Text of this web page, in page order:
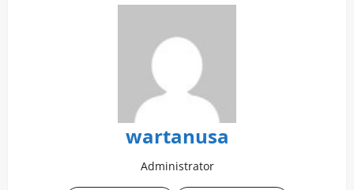
wartanusa
Administrator